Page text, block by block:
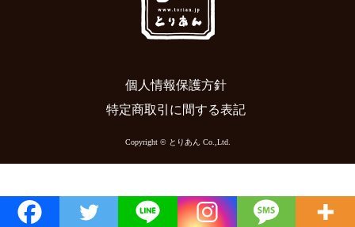
個人情報保護方針
特定商取引に間する表記
Copyright © とりあん Co.,Ltd.